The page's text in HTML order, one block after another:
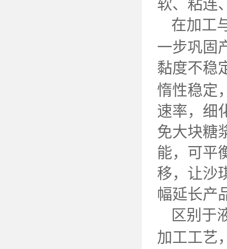
软、粘连
在加工
一步巩固
黏度不稳
惰性稳定
速率，细
免大块糖
能，可平
移，让沙
幅延长产
区别于
加工工艺